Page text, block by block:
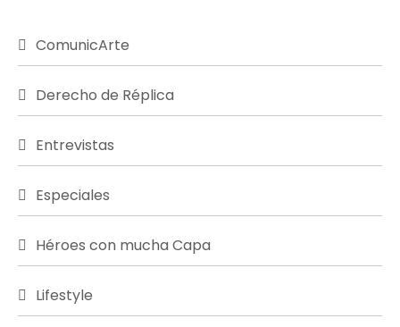
ComunicArte
Derecho de Réplica
Entrevistas
Especiales
Héroes con mucha Capa
Lifestyle